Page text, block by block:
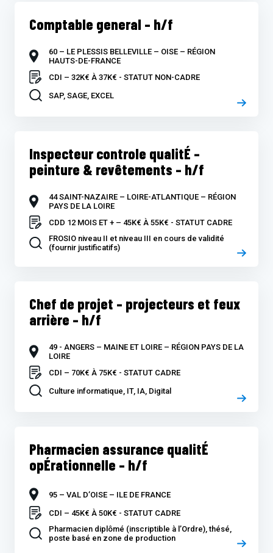
Comptable general – h/f
60 – LE PLESSIS BELLEVILLE – OISE – RÉGION
HAUTS-DE-FRANCE
CDI – 32K€ À 37K€ - STATUT NON-CADRE
SAP, SAGE, EXCEL
Inspecteur controle qualitÉ –
peinture & revêtements – h/f
44 SAINT-NAZAIRE – LOIRE-ATLANTIQUE – RÉGION
PAYS DE LA LOIRE
CDD 12 MOIS ET + – 45K€ À 55K€ - STATUT CADRE
FROSIO niveau II et niveau III en cours de validité
(fournir justificatifs)
Chef de projet – projecteurs et feux
arrière – h/f
49 - ANGERS – MAINE ET LOIRE – RÉGION PAYS DE LA
LOIRE
CDI – 70K€ À 75K€ - STATUT CADRE
Culture informatique, IT, IA, Digital
Pharmacien assurance qualitÉ
opÉrationnelle – h/f
95 – VAL D’OISE – ILE DE FRANCE
CDI – 45K€ À 50K€ - STATUT CADRE
Pharmacien diplômé (inscriptible à l’Ordre), thésé,
poste basé en zone de production